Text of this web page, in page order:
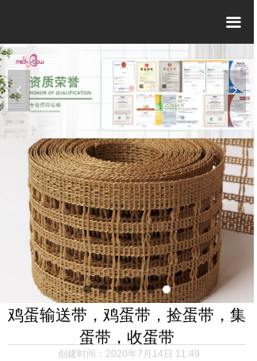
끀
넳 넲
鸡蛋输送带，鸡蛋带，捡蛋带，集
蛋带，收蛋带
创建时间： 2020年7月14日 11:49